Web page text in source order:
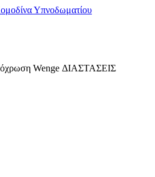
Υπνοδωματίου
Wenge ΔΙΑΣΤΑΣΕΙΣ